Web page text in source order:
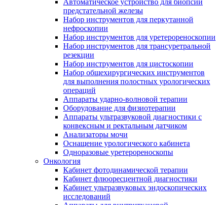
Автоматическое устройство для биопсии
предстательной железы
Набор инструментов для перкутанной
нефроскопии
Набор инструментов для уретерореноскопии
Набор инструментов для трансуретральной
резекции
Набор инструментов для цистоскопии
Набор общехирургических инструментов
для выполнения полостных урологических
операций
Аппараты ударно-волновой терапии
Оборудование для физиотерапии
Аппараты ультразвуковой диагностики с
конвексным и ректальным датчиком
Анализаторы мочи
Оснащение урологического кабинета
Одноразовые уретерореноскопы
Онкология
Кабинет фотодинамической терапии
Кабинет флюоресцентной диагностики
Кабинет ультразвуковых эндоскопических
исследований